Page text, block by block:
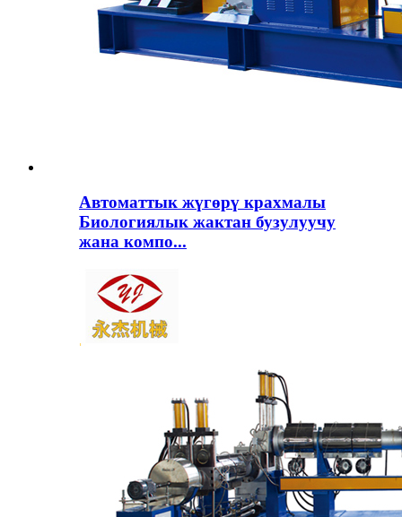
Автоматтык жүгөрү крахмалы
Биологиялык жактан бузулуучу
жана компо...